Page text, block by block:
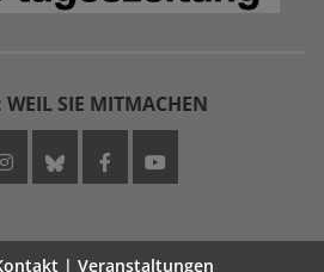
WEIL SIE MITMACHEN
| Veranstaltungen